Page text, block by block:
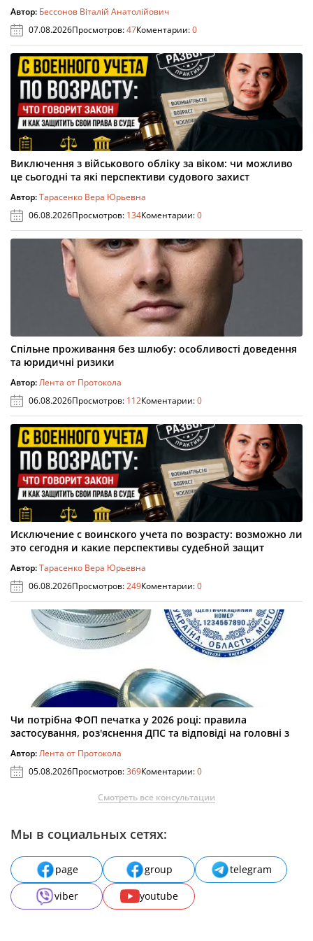
Автор: Бессонов Віталій Анатолійович
07.08.2026Просмотров:47Коментарии:0
Виключення з військового обліку за віком: чи можливо
це сьогодні та які перспективи судового захист
Автор:Тарасенко Вера Юрьевна
06.08.2026Просмотров: 134Коментарии:0
Спільне проживання без шлюбу: особливості доведення
та юридичні ризики
Автор:Лента от Протокола
06.08.2026Просмотров: 112Коментарии:0
Исключение с воинского учета по возрасту: возможно ли
это сегодня и какие перспективы судебной защит
Автор:Тарасенко Вера Юрьевна
06.08.2026Просмотров:249Коментарии:0
Чи потрібна ФОП печатка у 2026 році: правила
застосування, роз'яснення ДПС та відповіді на головні з
Автор:Лента от Протокола
05.08.2026Просмотров:369Коментарии:0
Смотреть все консультации
Мы в социальных сетях:
page group
telegram
viber
youtube